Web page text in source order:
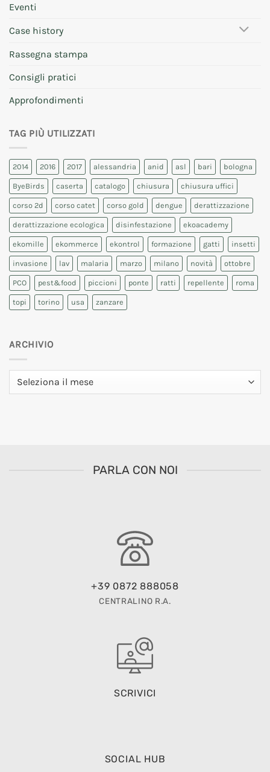
Eventi
Case history
Rassegna stampa
Consigli pratici
Approfondimenti
TAG PIÙ UTILIZZATI
2014 2016 2017 alessandria anid asl bari bologna
ByeBirds caserta catalogo chiusura chiusura uffici
corso 2d corso catet corso gold dengue derattizzazione
derattizzazione ecologica disinfestazione ekoacademy
ekomille ekommerce ekontrol formazione gatti insetti
invasione lav malaria marzo milano novità ottobre
PCO pest&food piccioni ponte ratti repellente roma
topi torino usa zanzare
ARCHIVIO
Archivio
PARLA CON NOI
+39 0872 888058
CENTRALINO R.A.
SCRIVICI
SOCIAL HUB